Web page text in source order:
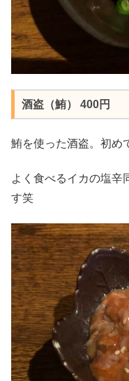
酒盗（鮪） 400円
鮪を使った酒盗。初め
よく食べるイカの塩辛
す笑